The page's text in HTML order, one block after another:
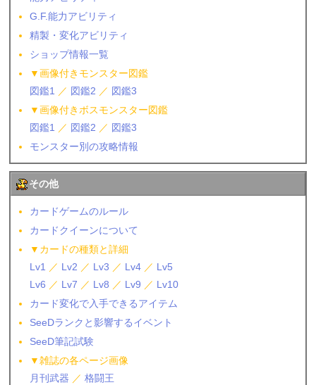
G.F.能力アビリティ
精製・変化アビリティ
ショップ情報一覧
▼画像付きモンスター図鑑
図鑑1
／ 図鑑2 ／ 図鑑3
▼画像付きボスモンスター図鑑
図鑑1
／ 図鑑2 ／ 図鑑3
モンスター別の攻略情報
その他
カードゲームのルール
カードクイーンについて
▼カードの種類と詳細
Lv1
／ Lv2 ／ Lv3 ／ Lv4 ／ Lv5
Lv6 ／ Lv7 ／ Lv8 ／ Lv9 ／ Lv10
カード変化で入手できるアイテム
SeeDランクと影響するイベント
SeeD筆記試験
▼雑誌の各ページ画像
月刊武器 ／格闘王